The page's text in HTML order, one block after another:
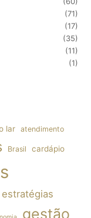
(71)
(17)
(35)
(11)
(1)
lar atendimento
Brasil cardápio
estratégias
gestão